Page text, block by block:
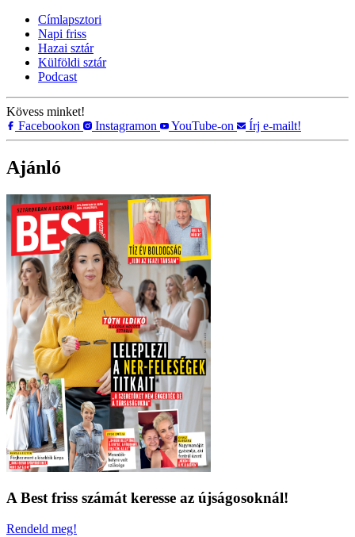
Címlapsztori
Napi friss
Hazai sztár
Külföldi sztár
Podcast
Kövess minket!
Facebookon
Instagramon YouTube-on Írj e-mailt!
Ajánló
A Best friss számát keresse az újságosoknál!
Rendeld meg!